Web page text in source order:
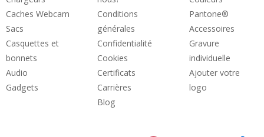
Caches Webcam
Sacs
Casquettes et
bonnets
Audio
Gadgets
Conditions
générales
Confidentialité
Cookies
Certificats
Carrières
Blog
Pantone®
Accessoires
Gravure
individuelle
Ajouter votre
logo